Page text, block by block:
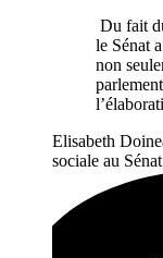
Du fait
le Sénat
non
Elisabeth
sociale au